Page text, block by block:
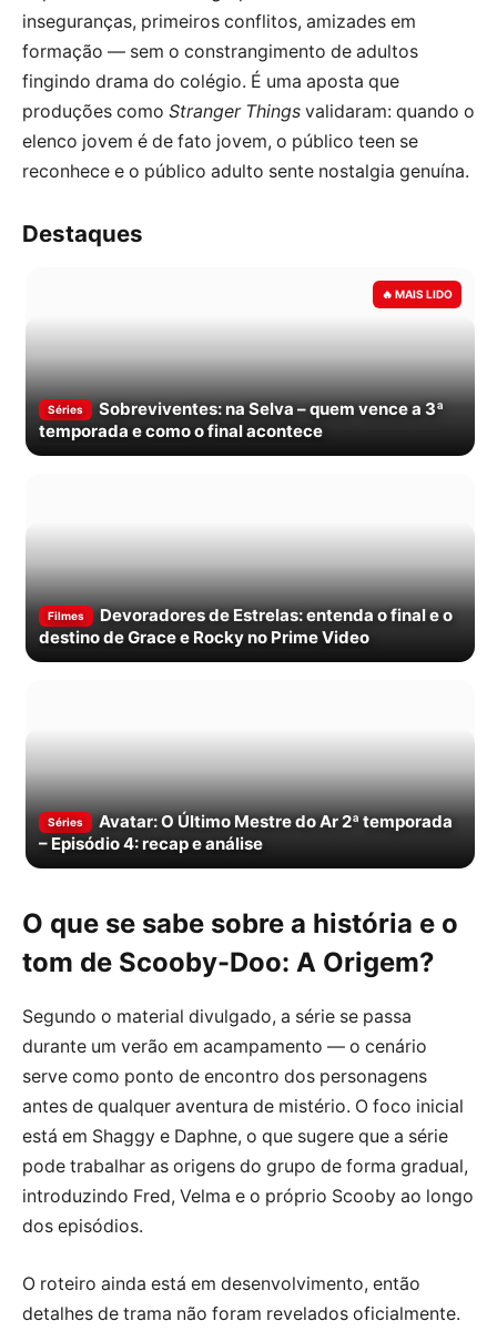
inseguranças, primeiros conflitos, amizades em
formação — sem o constrangimento de adultos
fingindo drama do colégio. É uma aposta que
produções como Stranger Things validaram: quando o
elenco jovem é de fato jovem, o público teen se
reconhece e o público adulto sente nostalgia genuína.
Destaques
Séries
Sobreviventes: na Selva – quem vence a 3ª
temporada e como o final acontece
Filmes
Devoradores de Estrelas: entenda o final e o
destino de Grace e Rocky no Prime Video
Séries
Avatar: O Último Mestre do Ar 2ª temporada
– Episódio 4: recap e análise
O que se sabe sobre a história e o
tom de Scooby-Doo: A Origem?
Segundo o material divulgado, a série se passa
durante um verão em acampamento — o cenário
serve como ponto de encontro dos personagens
antes de qualquer aventura de mistério. O foco inicial
está em Shaggy e Daphne, o que sugere que a série
pode trabalhar as origens do grupo de forma gradual,
introduzindo Fred, Velma e o próprio Scooby ao longo
dos episódios.
O roteiro ainda está em desenvolvimento, então
detalhes de trama não foram revelados oficialmente.